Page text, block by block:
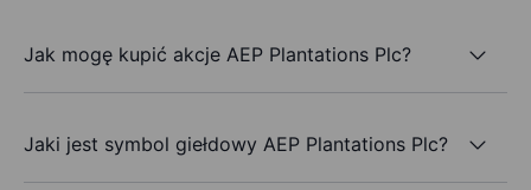
Jak mogę kupić akcje AEP Plantations Plc?
Jaki jest symbol giełdowy AEP Plantations Plc?